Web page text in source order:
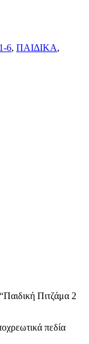
6, ΠΑΙΔΙΚΑ,
Πιτζάμα 2
πεδία